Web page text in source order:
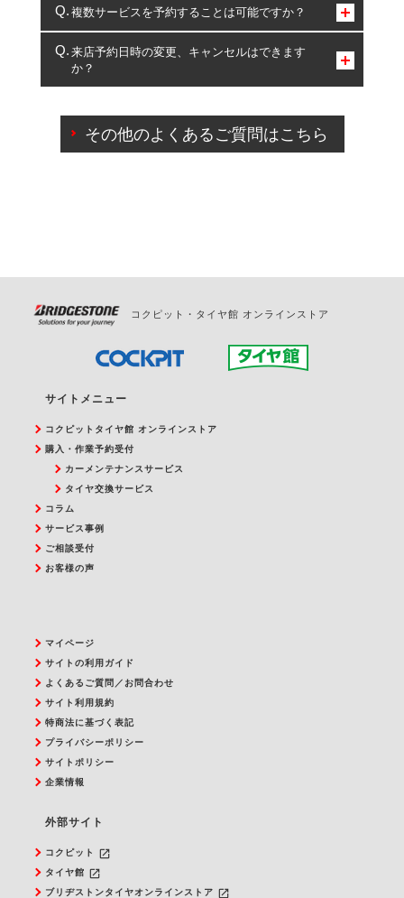
コクピット・タイヤ館のみとなります。
複数サービスを予約することは可能ですか？
複数サービスのご予約は可能です。
一部の商品・サービスの組み合わせに限り、同時にご予約が
出来ないものもございます。
来店予約日時の変更、キャンセルはできます
か？
ご来店予約日の3営業日前を過ぎている場合のご予約
の日時変更につきましては、直接ご予約の店舗まで
その他のよくあるご質問はこちら
コクピット・タイヤ館 オンラインストア
サイトメニュー
コクピットタイヤ館 オンラインストア
購入・作業予約受付
カーメンテナンスサービス
タイヤ交換サービス
コラム
サービス事例
ご相談受付
お客様の声
マイページ
サイトの利用ガイド
よくあるご質問／お問合わせ
サイト利用規約
特商法に基づく表記
プライバシーポリシー
サイトポリシー
企業情報
外部サイト
コクピット launch
タイヤ館 launch
ブリヂストンタイヤオンラインストア launch